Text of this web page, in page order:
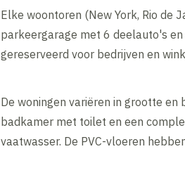
Elke woontoren (New York, Rio de
parkeergarage met 6 deelauto's
gereserveerd voor bedrijven en
De woningen variëren in grootte
badkamer met toilet en een
vaatwasser. De PVC-vloeren